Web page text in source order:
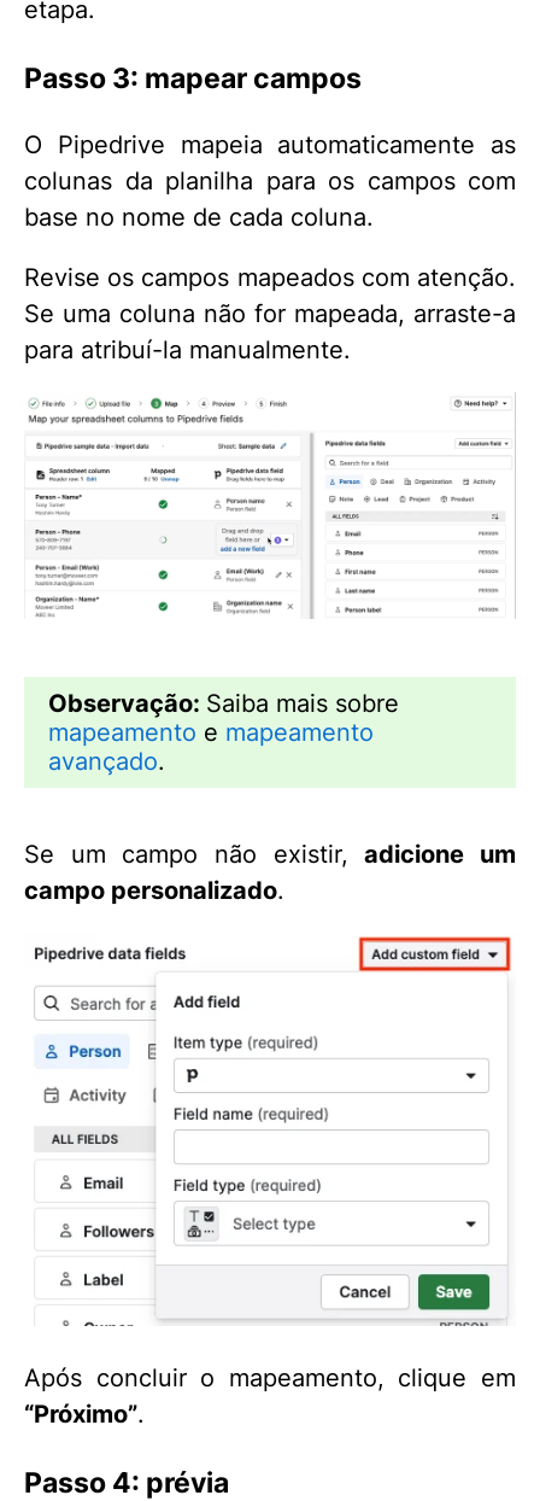
etapa.
Passo 3: mapear campos
O Pipedrive mapeia automaticamente as
colunas da planilha para os campos com
base no nome de cada coluna.
Revise os campos mapeados com atenção.
Se uma coluna não for mapeada, arraste-a
para atribuí-la manualmente.
Observação: Saiba mais sobre
mapeamento e mapeamento
avançado.
Se um campo não existir,adicione um
campo personalizado.
Após concluir o mapeamento, clique em
“Próximo”.
Passo 4: prévia